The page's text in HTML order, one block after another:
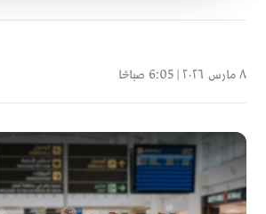
٨ مارس ٢٠٢٦ | 6:05 صباحًا